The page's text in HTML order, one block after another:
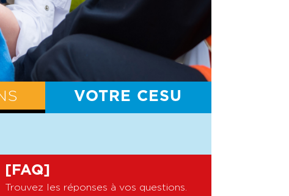
VOTRE CESU
[FAQ]
Trouvez les réponses à vos questions.